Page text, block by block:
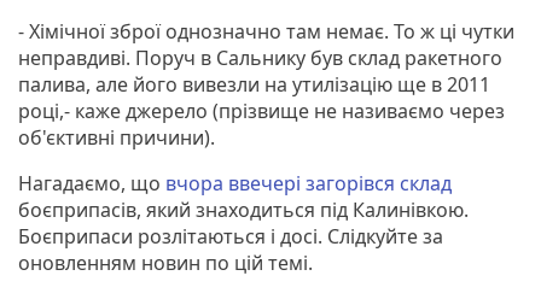
- Хімічної зброї однозначно там немає. То ж ці чутки
неправдиві. Поруч в Сальнику був склад ракетного
палива, але його вивезли на утилізацію ще в 2011
році,- каже джерело (прізвище не називаємо через
об'єктивні причини).
Нагадаємо, що вчора ввечері загорівся склад
боєприпасів, який знаходиться під Калинівкою.
Боєприпаси розлітаються і досі. Слідкуйте за
оновленням новин по цій темі.